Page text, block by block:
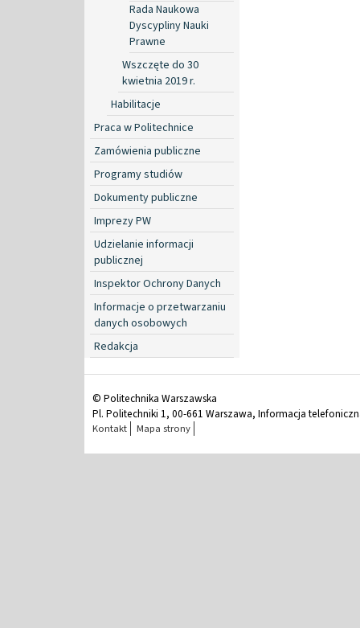
Rada Naukowa
Dyscypliny Nauki
Prawne
Wszczęte do 30
kwietnia 2019 r.
Habilitacje
Praca w Politechnice
Zamówienia publiczne
Programy studiów
Dokumenty publiczne
Imprezy PW
Udzielanie informacji
publicznej
Inspektor Ochrony Danych
Informacje o przetwarzaniu
danych osobowych
Redakcja
© Politechnika Warszawska
Pl. Politechniki 1, 00-661 Warszawa, Informacja
Kontakt Mapa strony